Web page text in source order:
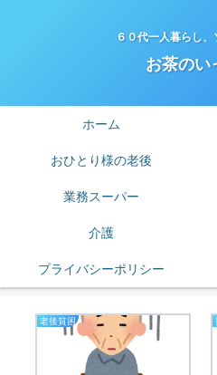
６０代一人暮らし
お茶のい
ホーム
おひとり様の老後
業務スーパー
介護
プライバシーポリシー
老後貧困